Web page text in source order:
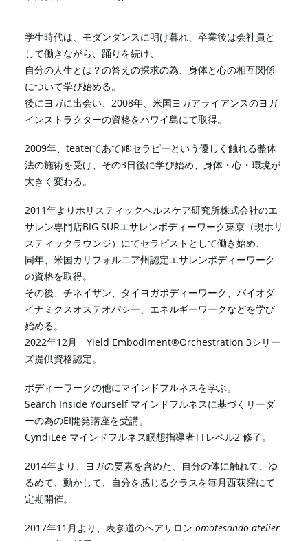
学生時代は、モダンダンスに明け暮れ、卒業後は会社員と
して働きながら、踊りを続け、
自分の人生とは？の答えの探求の為、身体と心の相互関係
について学び始める。
後にヨガに出会い、2008年、米国ヨガアライアンスのヨガ
インストラクターの資格をハワイ島にて取得。
2009年、teate(てあて)®セラピーという優しく触れる整体
法の施術を受け、その3日後に学び始め、身体・心・環境が
大きく変わる。
2011年よりホリスティックヘルスケア研究所株式会社のエ
サレン専門店BIG SURエサレンボディーワーク東京（現ホリ
スティックラウンジ）にてセラピストとして働き始め、
同年、米国カリフォルニア州認定エサレンボディーワーク
の資格を取得。
その後、チネイザン、タイヨガボディーワーク、バイオダ
イナミクスオステオパシー、エネルギーワークなどを学び
始める。
2022年12月 Yield Embodiment®︎Orchestration 3シリー
ズ提供資格認定。
ボディーワークの他にマインドフルネスを学ぶ。
Search Inside Yourself マインドフルネスに基づくリーダ
ーの為のEI開発講座を受講。
CyndiLee マインドフルネス瞑想指導者TTレベル2 修了。
2014年より、ヨガの要素を含めた、自分の体に触れて、ゆ
るめて、動かして、自分を感じるクラスを毎月西荻窪にて
定期開催。
2017年11月より、表参道のヘアサロン omotesando atelier